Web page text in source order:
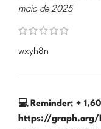
maio de 2025
wxyh8n
💻 Reminder; +
https://graph.org/